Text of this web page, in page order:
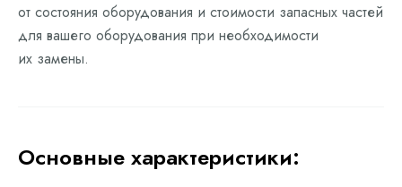
от состояния оборудования и стоимости запасных частей
для вашего оборудования при необходимости
их замены.
Основные характеристики: